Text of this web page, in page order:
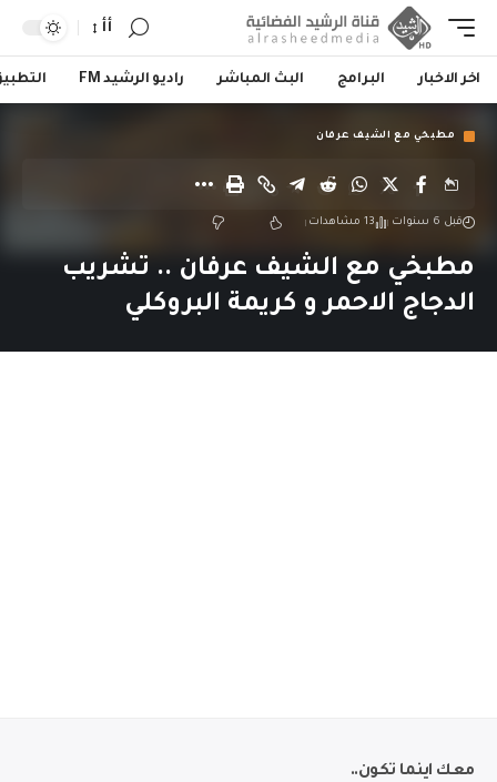
أأ
اخر الاخبار البرامج البث المباشر راديو الرشيد FM
مطبخي مع الشيف عرفان
قبل 6 سنوات 13 مشاهدات
مطبخي مع الشيف عرفان .. تشريب
الدجاج الاحمر و كريمة البروكلي
معك اينما تكون..